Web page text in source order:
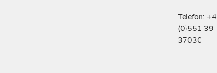
Telefon:
(0)551 39-
37030